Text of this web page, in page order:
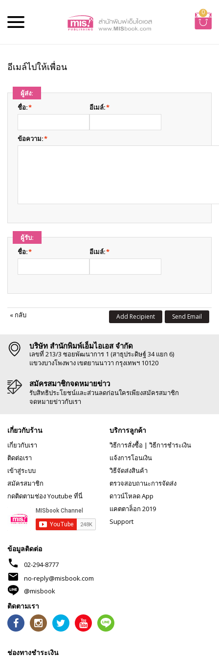
0
อีเมล์ไปให้เพื่อน
ผู้ส่ง:
*
ชื่อ: *
อีเมล์:
*
ข้อความ:
ผู้รับ:
*
ชื่อ: *
อีเมล์:
« กลับ Send Email
Add Recipient
บริษัท สำนักพิมพ์เอ็มไอเอส จำกัด
เลขที่ 213/3 ซอยพัฒนาการ 1 (สาธุประดิษฐ์ 34 แยก 6)
แขวงบางโพงพาง เขตยานนาวา กรุงเทพฯ 10120
สมัครสมาชิกจดหมายข่าว
รับสิทธิประโยชน์และส่วนลดก่อนใครเพียงสมัครสมาชิก
จดหมายข่าวกับเรา
เกี่ยวกับร้าน
เกี่ยวกับเรา
ติดต่อเรา
เข้าสู่ระบบ
สมัครสมาชิก
กดติดตามช่อง Youtube ที่นี่
บริการลูกค้า
วิธีการสั่งซื้อ | วิธีการชำระเงิน
แจ้งการโอนเงิน
วิธีจัดส่งสินค้า
ตรวจสอบถานะการจัดส่ง
ดาวน์โหลด App
แคตตาล็อก 2019
Support
ข้อมูลติดต่อ
phone 02-294-8777
mail
no-reply@misbook.com
@misbook
ติดตามเรา
ช่องทางชำระเงิน